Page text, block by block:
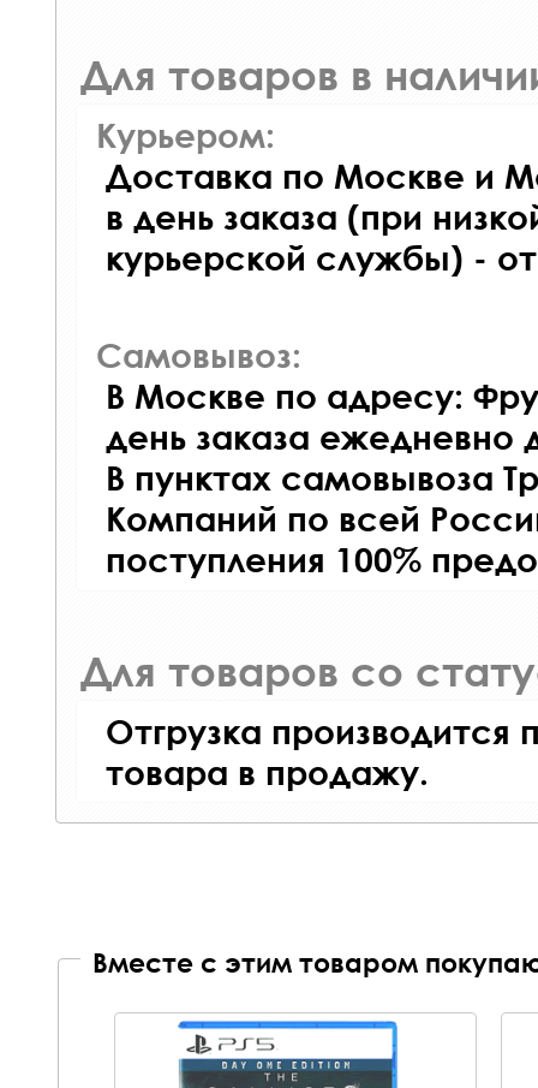
Для товаров в
Курьером:
Доставка по Москве и
в день заказа (при
курьерской службы) -
Самовывоз:
В Москве по адресу:
день заказа ежедневно
В пунктах самовывоза
Компаний по всей
поступления 100%
Для товаров со
Отгрузка производится
товара в продажу.
Вместе с этим товаром